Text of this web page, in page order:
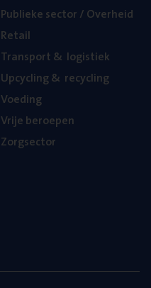
Publie­ke sec­tor / Overheid
Retail
Trans­port& logistiek
Upcy­cling& recycling
Voe­ding
Vrije beroe­pen
Zorg­sec­tor